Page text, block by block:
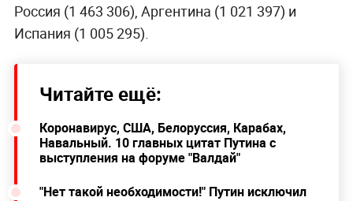
Россия (1 463 306), Аргентина (1 021 397) и
Испания (1 005 295).
Читайте ещё:
Коронавирус, США, Белоруссия, Карабах,
Навальный. 10 главных цитат Путина с
выступления на форуме "Валдай"
"Нет такой необходимости!" Путин исключил